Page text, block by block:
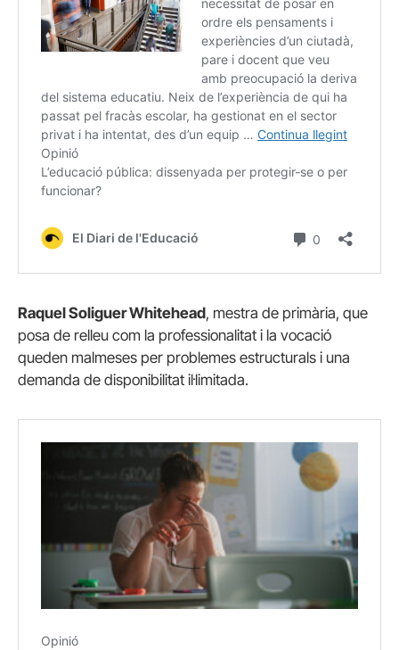
Raquel Soliguer Whitehead, mestra de primària, que
posa de relleu com la professionalitat i la vocació
queden malmeses per problemes estructurals i una
demanda de disponibilitat il·limitada.